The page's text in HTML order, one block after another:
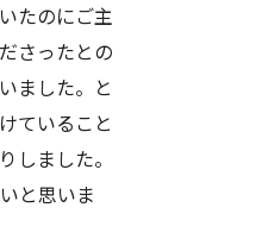
たのにご主
さったとの
ました。と
ていること
しました。
と思いま